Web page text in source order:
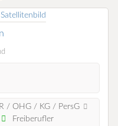
/ OHG / KG / PersG
Freiberufler